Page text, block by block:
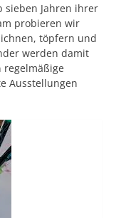
sieben Jahren ihrer
probieren wir
töpfern und
werden damit
regelmäßige
Ausstellungen